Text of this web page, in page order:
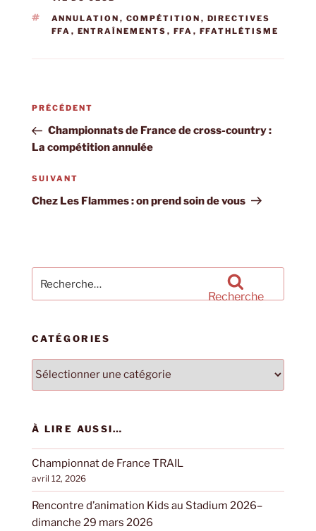
ÉTIQUETTES
ANNULATION , COMPÉTITION , DIRECTIVES
FFA , ENTRAÎNEMENTS , FFA , FFATHLÉTISME
Navigation
l’article
Article
précédent
PRÉCÉDENT
Championnats de France de cross-country :
La compétition annulée
Article
suivant
SUIVANT
Chez Les Flammes : on prend soin de vous
pour
Recherche
CATÉGORIES
Catégories
À LIRE AUSSI…
Championnat de France TRAIL
avril 12, 2026
Rencontre d’animation Kids au Stadium 2026–
dimanche 29 mars 2026